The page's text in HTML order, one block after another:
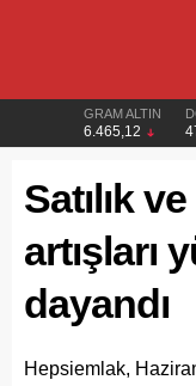
GRAM ALTIN
6.465,12
Satılık
artışları
dayandı
Hepsiemlak,